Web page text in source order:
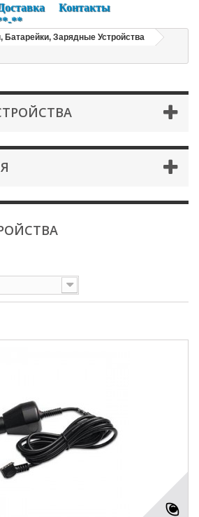
Контакты
**
Батарейки, Зарядные Устройства